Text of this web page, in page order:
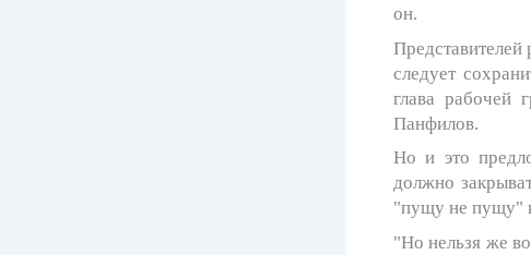
он.
Представителей
следует
глава рабочей
Панфилов.
Но и это
должно
"пущу не пущу"
"Но нельзя же